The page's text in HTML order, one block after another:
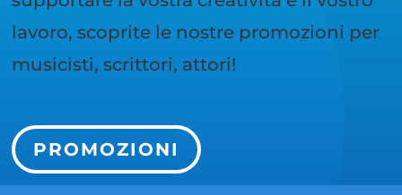
lavoro, scoprite le nostre promozioni per
musicisti, scrittori, attori!
PROMOZIONI